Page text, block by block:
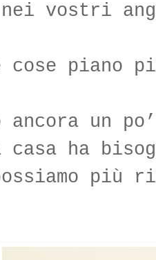
vostri
cose piano
ancora un
casa ha
più